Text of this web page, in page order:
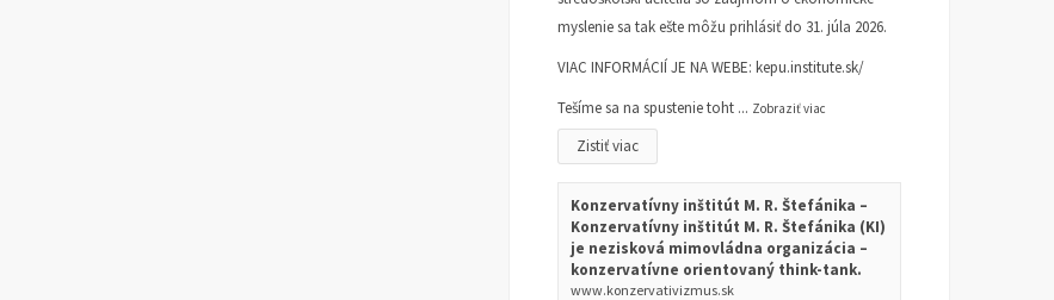
myslenie sa tak ešte môžu prihlásiť do 31. júla 2026.
VIAC INFORMÁCIÍ JE NA WEBE: kepu.institute.sk/
Tešíme sa na spustenie toht ... Zobraziť viac
Zistiť viac
Konzervatívny inštitút M. R. Štefánika –
Konzervatívny inštitút M. R. Štefánika (KI)
je nezisková mimovládna organizácia –
konzervatívne orientovaný think-tank.
www.konzervativizmus.sk